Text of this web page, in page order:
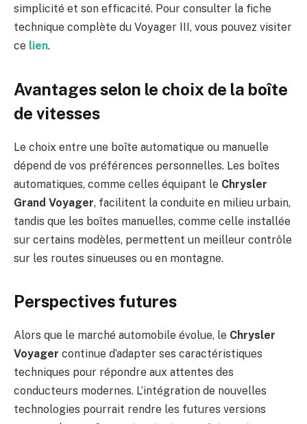
simplicité et son efficacité. Pour consulter la fiche
technique complète du Voyager III, vous pouvez visiter
ce lien.
Avantages selon le choix de la boîte
de vitesses
Le choix entre une boîte automatique ou manuelle
dépend de vos préférences personnelles. Les boîtes
automatiques, comme celles équipant le Chrysler
Grand Voyager, facilitent la conduite en milieu urbain,
tandis que les boîtes manuelles, comme celle installée
sur certains modèles, permettent un meilleur contrôle
sur les routes sinueuses ou en montagne.
Perspectives futures
Alors que le marché automobile évolue, le Chrysler
Voyager continue d’adapter ses caractéristiques
techniques pour répondre aux attentes des
conducteurs modernes. L’intégration de nouvelles
technologies pourrait rendre les futures versions